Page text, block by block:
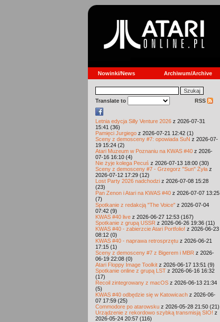
Nowinki/News Archiwum/Archive
Translate to RSS
Letnia edycja Silly Venture 2026 z 2026-07-31
15:41 (36)
Pamięci Jurgiego z 2026-07-21 12:42 (1)
Sceny z demosceny #7: opowiada SuN z 2026-07-
19 15:24 (2)
Atari Muzeum w Poznaniu na KWAS #40 z 2026-
07-16 16:10 (4)
Nie żyje kolega Pecuś z 2026-07-13 18:00 (30)
Sceny z demosceny #7 - Grzegorz "Sun" Żyła z
2026-07-12 17:29 (12)
Lost Party 2026 nadchodzi z 2026-07-08 15:28
(23)
Pan Zenon i Atari na KWAS #40 z 2026-07-07 13:25
(7)
Spotkanie z redakcją "The Voice" z 2026-07-04
07:42 (9)
KWAS #40 live z 2026-06-27 12:53 (167)
Spotkanie z grupą USSR z 2026-06-26 19:36 (11)
KWAS #40 - zabierzcie Atari Portfolio! z 2026-06-23
08:12 (0)
KWAS #40 - naprawa retrosprzętu z 2026-06-21
17:15 (1)
Sceny z demosceny #7 z Bigerem i MBR z 2026-
06-19 22:08 (0)
Atari Floppy Image Toolkit z 2026-06-17 13:51 (9)
Spotkanie online z grupą LST z 2026-06-16 16:32
(17)
Recoil zintegrowany z macOS z 2026-06-13 21:34
(5)
KWAS #40 odbędzie się w Katowicach z 2026-06-
07 17:59 (25)
Commodore po atarowsku z 2026-05-28 21:50 (21)
Urządzenie z rekordowo szybką transmisją SIO! z
2026-05-24 20:57 (116)